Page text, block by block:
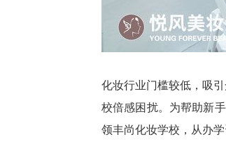
化妆行业门槛较低，吸
校倍感困扰。为帮助新
领丰尚化妆学校，从办